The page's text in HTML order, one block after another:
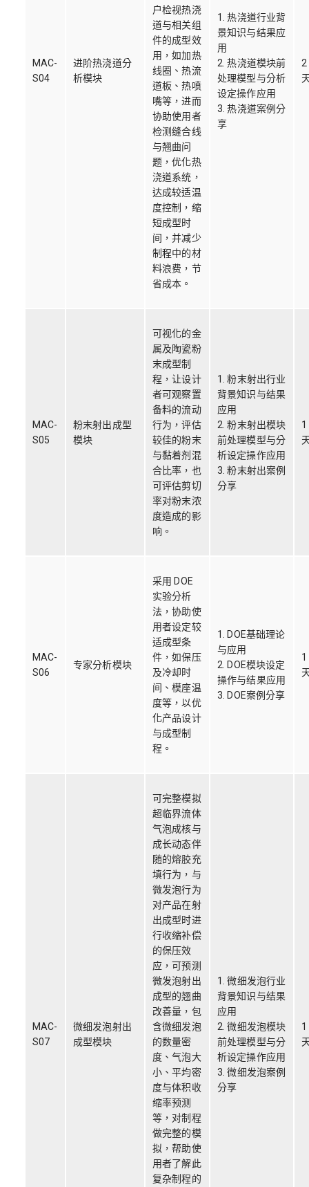
MAC-
S04
进阶热浇道分
析模块
户检视热浇
道与相关组
件的成型效
用，如加热
线圈、热流
道板、热喷
嘴等，进而
协助使用者
检测缝合线
与翘曲问
题，优化热
浇道系统，
达成较适温
度控制，缩
短成型时
间，并减少
制程中的材
料浪费，节
省成本。
1. 热浇道行业背
景知识与结果应
用
2. 热浇道模块前
处理模型与分析
设定操作应用
3. 热浇道案例分
享
2
MAC-
S05
粉末射出成型
模块
可视化的金
属及陶瓷粉
末成型制
程，让设计
者可观察置
备料的流动
行为，评估
较佳的粉末
与黏着剂混
合比率，也
可评估剪切
率对粉末浓
度造成的影
响。
1. 粉末射出行业
背景知识与结果
应用
2. 粉末射出模块
前处理模型与分
析设定操作应用
3. 粉末射出案例
分享
1
MAC-
S06
专家分析模块
采用 DOE
实验分析
法，协助使
用者设定较
适成型条
件，如保压
及冷却时
间、模座温
度等，以优
化产品设计
与成型制
程。
1. DOE基础理论
与应用
2. DOE模块设定
操作与结果应用
3. DOE案例分享
1
MAC-
S07
微细发泡射出
成型模块
可完整模拟
超临界流体
气泡成核与
成长动态伴
随的熔胶充
填行为，与
微发泡行为
对产品在射
出成型时进
行收缩补偿
的保压效
应，可预测
微发泡射出
成型的翘曲
改善量，包
含微细发泡
的数量密
度、气泡大
小、平均密
度与体积收
缩率预测
等，对制程
做完整的模
拟，帮助使
用者了解此
复杂制程的
1. 微细发泡行业
背景知识与结果
应用
2. 微细发泡模块
前处理模型与分
析设定操作应用
3. 微细发泡案例
分享
1